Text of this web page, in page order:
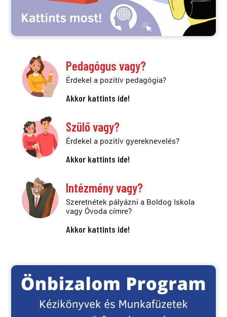
Pedagógus vagy?
Érdekel a pozitív pedagógia?
Akkor kattints ide!
Szülő vagy?
Érdekel a pozitív gyereknevelés?
Akkor kattints ide!
Intézmény vagy?
Szeretnétek pályázni a Boldog Iskola
vagy Óvoda címre?
Akkor kattints ide!